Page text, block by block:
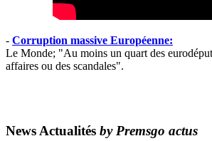
- Corruption massive Européenne:
Le Monde; "Au moins un quart des
affaires ou des scandales".
News Actualités by Premsgo actus